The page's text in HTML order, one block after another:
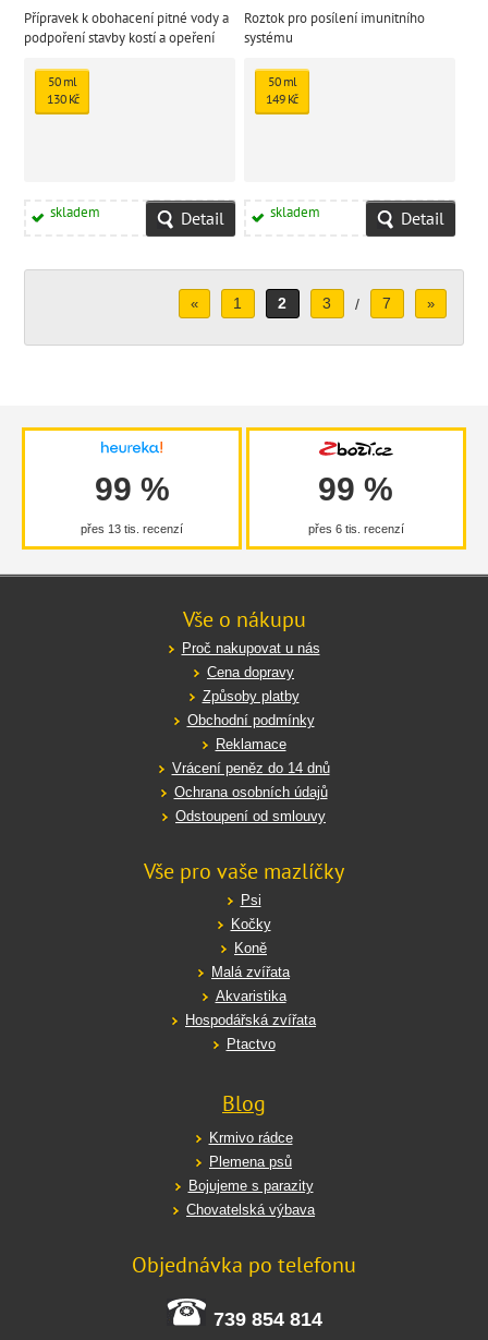
Přípravek k obohacení pitné vody a
podpoření stavby kostí a opeření
50 ml
130 Kč
skladem Detail
Roztok pro posílení imunitního
systému
50 ml
149 Kč
skladem Detail
« 1 2 3 / 7 »
99 %
přes 13 tis. recenzí
99 %
přes 6 tis. recenzí
Vše o nákupu
Proč nakupovat u nás
Cena dopravy
Způsoby platby
Obchodní podmínky
Reklamace
Vrácení peněz do 14 dnů
Ochrana osobních údajů
Odstoupení od smlouvy
Vše pro vaše mazlíčky
Psi
Kočky
Koně
Malá zvířata
Akvaristika
Hospodářská zvířata
Ptactvo
Blog
Krmivo rádce
Plemena psů
Bojujeme s parazity
Chovatelská výbava
Objednávka po telefonu
739 854 814